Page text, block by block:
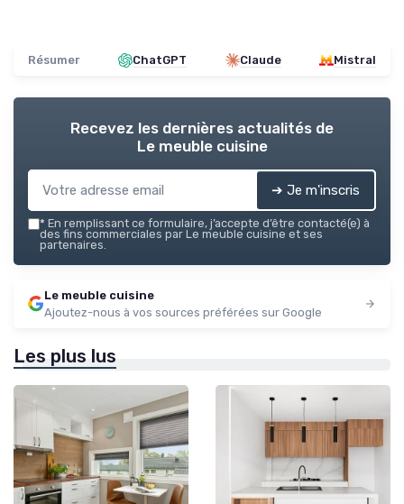
Résumer ChatGPT Claude Mistral
Recevez les dernières actualités de
Le meuble cuisine
➔ Je m'inscris
* En remplissant ce formulaire, j’accepte d’être contacté(e) à
des fins commerciales par Le meuble cuisine et ses
partenaires.
Le meuble cuisine
Ajoutez-nous à vos sources préférées sur Google
Les plus lus